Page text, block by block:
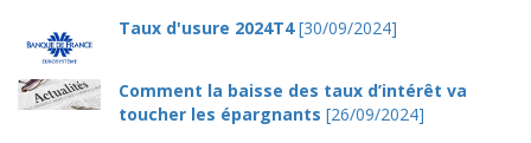
Taux d'usure 2024T4[30/09/2024]
Comment la baisse des taux d’intérêt va
toucher les épargnants [26/09/2024]